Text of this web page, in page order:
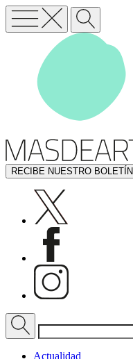
RECIBE NUESTRO BOLETÍN
Actualidad